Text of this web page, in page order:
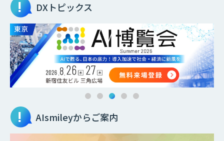
DXトピックス
AIsmileyからご案内